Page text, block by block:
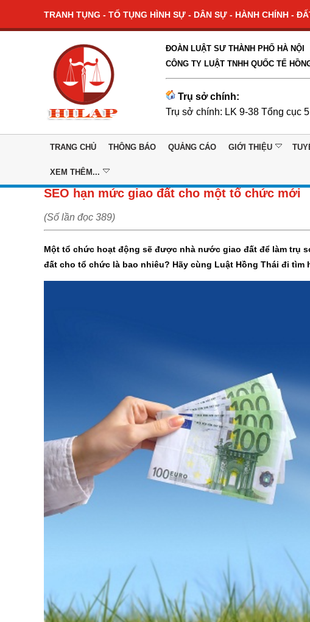
TRANH TỤNG - TỐ TỤNG HÌNH SỰ - DÂN SỰ - HÀNH CHÍNH -
ĐOÀN LUẬT SƯ THÀNH PHỐ HÀ NỘI
CÔNG TY LUẬT TNHH QUỐC TẾ
Trụ sở chính:
Trụ sở chính: LK 9-38 Tổng cục
TRANG CHỦ THÔNG BÁO QUẢNG CÁO GIỚI THIỆU
XEM THÊM...
SEO hạn mức giao đất cho một tổ chức mới
(Số lần đọc 389)
Một tổ chức hoạt động sẽ được nhà nước giao đất để làm trụ
đất cho tổ chức là bao nhiêu? Hãy cùng Luật Hồng Thái đi tìm